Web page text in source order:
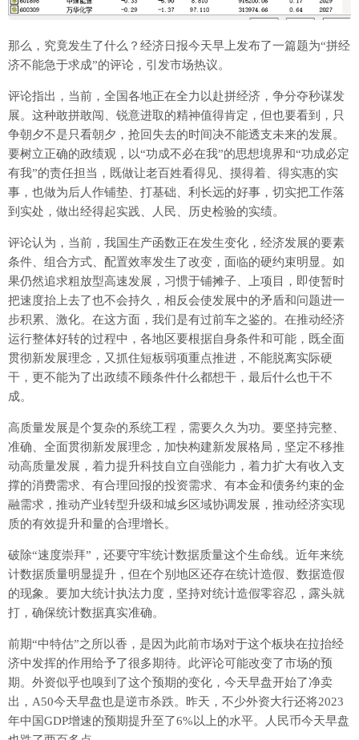
那么，究竟发生了什么？经济日报今天早上发布了一篇题为“拼经
济不能急于求成”的评论，引发市场热议。
评论指出，当前，全国各地正在全力以赴拼经济，争分夺秒谋发
展。这种敢拼敢闯、锐意进取的精神值得肯定，但也要看到，只
争朝夕不是只看朝夕，抢回失去的时间决不能透支未来的发展。
要树立正确的政绩观，以“功成不必在我”的思想境界和“功成必定
有我”的责任担当，既做让老百姓看得见、摸得着、得实惠的实
事，也做为后人作铺垫、打基础、利长远的好事，切实把工作落
到实处，做出经得起实践、人民、历史检验的实绩。
评论认为，当前，我国生产函数正在发生变化，经济发展的要素
条件、组合方式、配置效率发生了改变，面临的硬约束明显。如
果仍然追求粗放型高速发展，习惯于铺摊子、上项目，即使暂时
把速度抬上去了也不会持久，相反会使发展中的矛盾和问题进一
步积累、激化。在这方面，我们是有过前车之鉴的。在推动经济
运行整体好转的过程中，各地区要根据自身条件和可能，既全面
贯彻新发展理念，又抓住短板弱项重点推进，不能脱离实际硬
干，更不能为了出政绩不顾条件什么都想干，最后什么也干不
成。
高质量发展是个复杂的系统工程，需要久久为功。要坚持完整、
准确、全面贯彻新发展理念，加快构建新发展格局，坚定不移推
动高质量发展，着力提升科技自立自强能力，着力扩大有收入支
撑的消费需求、有合理回报的投资需求、有本金和债务约束的金
融需求，推动产业转型升级和城乡区域协调发展，推动经济实现
质的有效提升和量的合理增长。
破除“速度崇拜”，还要守牢统计数据质量这个生命线。近年来统
计数据质量明显提升，但在个别地区还存在统计造假、数据造假
的现象。要加大统计执法力度，坚持对统计造假零容忍，露头就
打，确保统计数据真实准确。
前期“中特估”之所以香，是因为此前市场对于这个板块在拉抬经
济中发挥的作用给予了很多期待。此评论可能改变了市场的预
期。外资似乎也嗅到了这个预期的变化，今天早盘开始了净卖
出，A50今天早盘也是逆市杀跌。昨天，不少外资大行还将2023
年中国GDP增速的预期提升至了6%以上的水平。人民币今天早盘